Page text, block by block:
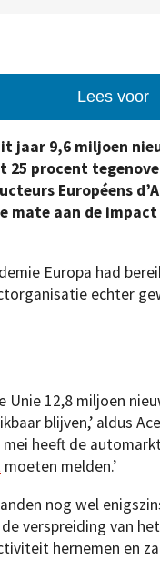
Lees voor
jaar 9,6 miljoen
25 procent
Européens
mate aan de
Europa had
echter
Unie 12,8 miljoen
blijven,’ aldus
heeft de
moeten melden.’
nog wel
verspreiding van
hernemen en